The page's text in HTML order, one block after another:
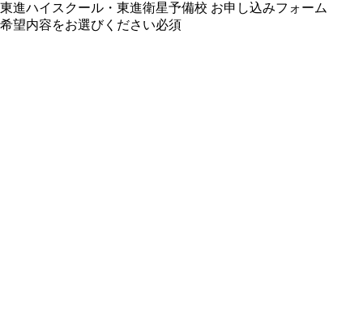
東進ハイスクール・東進衛星予備校 お申し込みフォーム
希望内容をお選びください必須